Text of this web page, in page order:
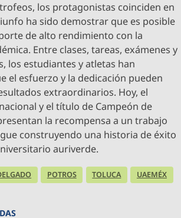
los protagonistas coinciden en
ha sido demostrar que es posible
de alto rendimiento con la
Entre clases, tareas, exámenes y
los estudiantes y atletas han
el esfuerzo y la dedicación pueden
extraordinarios. Hoy, el
y el título de Campeón de
la recompensa a un trabajo
construyendo una historia de éxito
auriverde.
POTROS TOLUCA UAEMÉX